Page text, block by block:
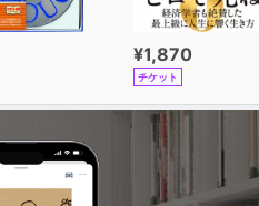
¥1,870
チケット